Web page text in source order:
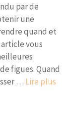
par de
une
quand et
vous
figues. Quand
… Lire plus